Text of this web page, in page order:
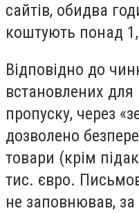
сайтів, обидва
коштують понад
Відповідно до
встановлених для
пропуску, через
дозволено
товари (крім
тис. євро.
не заповнював,